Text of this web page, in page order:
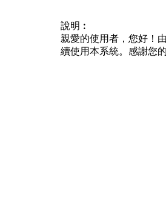
說明︰
親愛的使用者，您好！
續使用本系統。感謝您的